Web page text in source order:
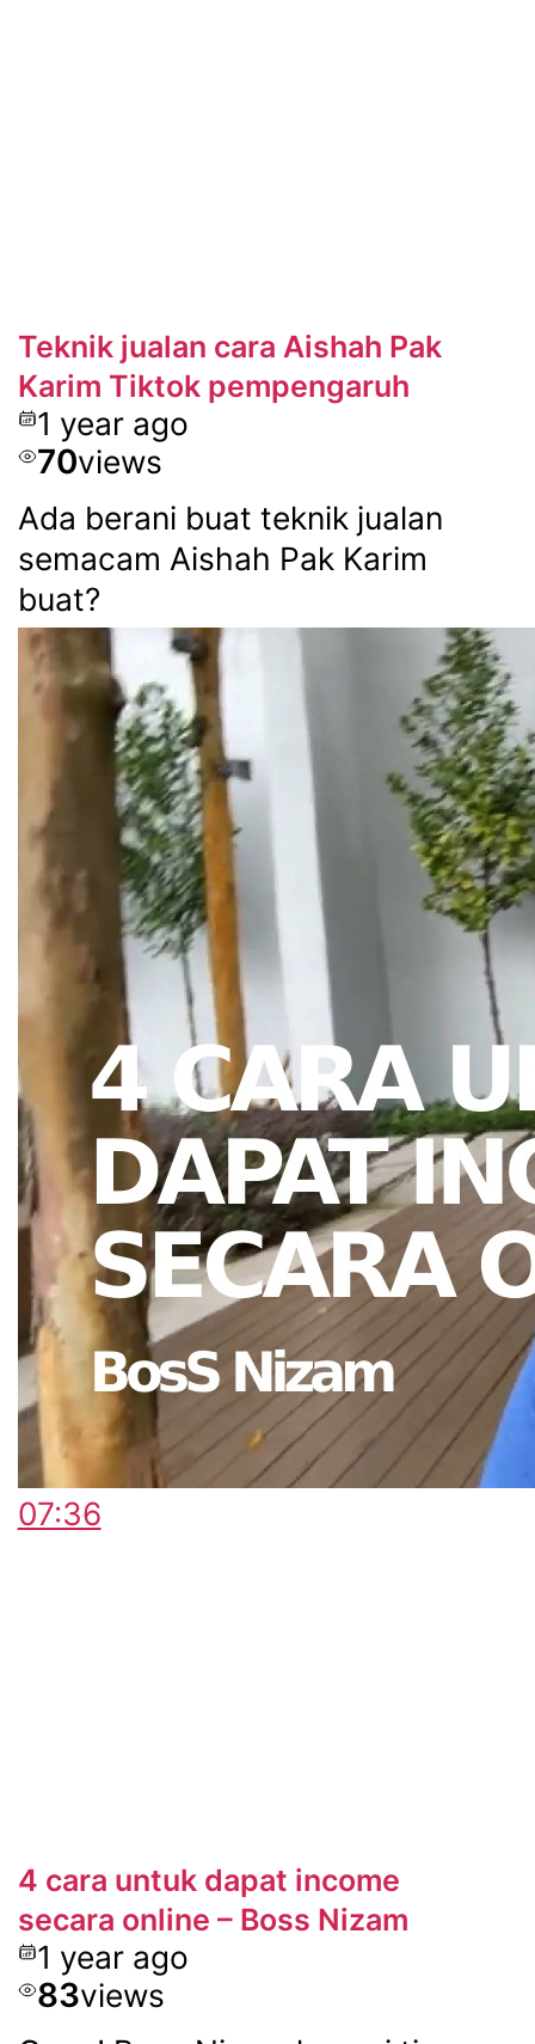
Teknik jualan cara Aishah Pak
Karim Tiktok pempengaruh
1 year ago
70views
Ada berani buat teknik jualan
semacam Aishah Pak Karim
buat?
07:36
4 cara untuk dapat income
secara online – Boss Nizam
1 year ago
83views